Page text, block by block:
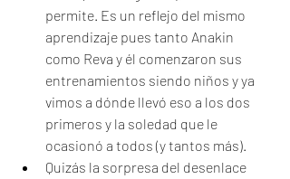
permite. Es un reflejo del mismo
aprendizaje pues tanto Anakin
como Reva y él comenzaron sus
entrenamientos siendo niños y ya
vimos a dónde llevó eso a los dos
primeros y la soledad que le
ocasionó a todos (y tantos más).
Quizás la sorpresa del desenlace